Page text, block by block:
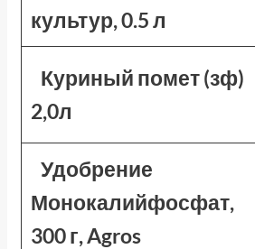
культур, 0.5 л
Куриный помет (зф)
2,0л
Удобрение
Монокалийфосфат,
300 г, Agros